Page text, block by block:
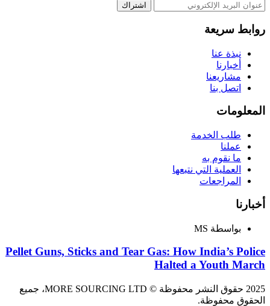
اشتراك
روابط سريعة
نبذة عنا
أخبارنا
مشاريعنا
اتصل بنا
المعلومات
طلب الخدمة
عملنا
ما نقوم به
العملية التي نتبعها
المراجعات
أخبارنا
بواسطة MS
Pellet Guns, Sticks and Tear Gas: How India’s Police
Halted a Youth March
2025 حقوق النشر محفوظة © MORE SOURCING LTD، جميع
الحقوق محفوظة.